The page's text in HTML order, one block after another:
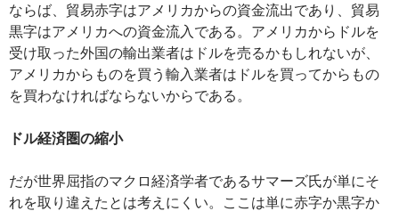
ならば、貿易赤字はアメリカからの資金流出であり、貿易
黒字はアメリカへの資金流入である。アメリカからドルを
受け取った外国の輸出業者はドルを売るかもしれないが、
アメリカからものを買う輸入業者はドルを買ってからもの
を買わなければならないからである。
ドル経済圏の縮小
だが世界屈指のマクロ経済学者であるサマーズ氏が単にそ
れを取り違えたとは考えにくい。ここは単に赤字か黒字か